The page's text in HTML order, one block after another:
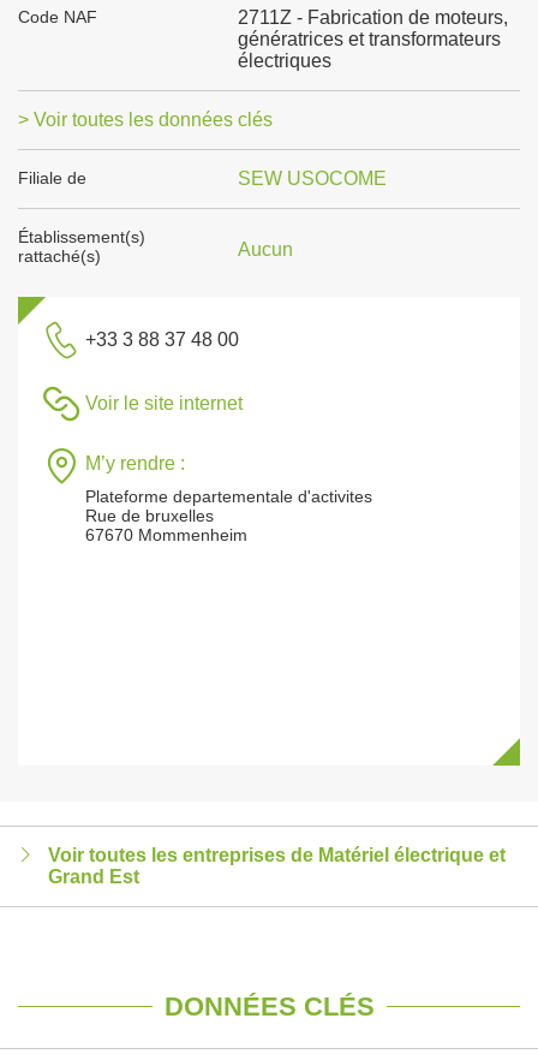
Code NAF
2711Z - Fabrication de moteurs,
génératrices et transformateurs
électriques
> Voir toutes les données clés
Filiale de SEW USOCOME
Établissement(s)
rattaché(s)
Aucun
+33 3 88 37 48 00
Voir le site internet
M’y rendre :
Plateforme departementale d'activites
Rue de bruxelles
67670 Mommenheim
Voir toutes les entreprises de Matériel électrique et
Grand Est
DONNÉES CLÉS